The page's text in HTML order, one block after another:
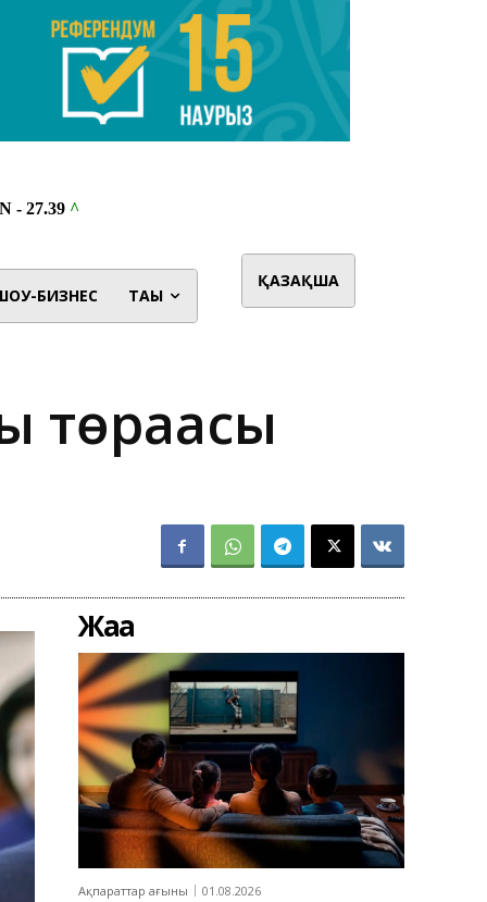
БИЗНЕС ТАҒЫ
ҚАЗАҚША
төрағасы
Жаңа
Ақпараттар ағыны 01.08.2026